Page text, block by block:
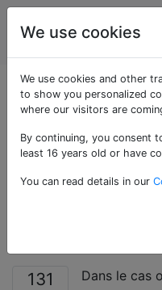
Est-il
fichier de
inclue
131
Dans le cas
We use cookies
We use cookies and other
to show you personalized
where our visitors are
By continuing, you consent
least 16 years old or have
You can read details in our